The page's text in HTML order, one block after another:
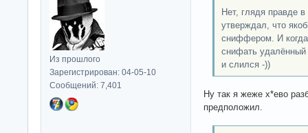
Из прошлого
Зарегистрирован: 04-05-10
Сообщений: 7,401
Нет, глядя правде
утверждал, что
сниффером. И когда
снифать удалённый
и слился -))
Ну так я жеже х*ево
предположил.